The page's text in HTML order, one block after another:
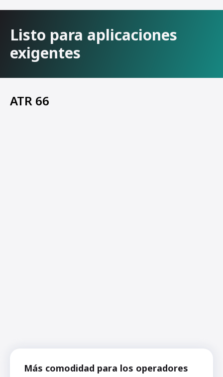
Listo para aplicaciones
exigentes
ATR 66
Más comodidad para los operadores